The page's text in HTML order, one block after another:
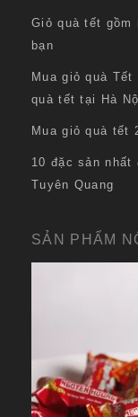
Giỏ quà tết
bạn
Mua giỏ quà
quà tết tại Hà
Mua giỏ quà tết
10 đặc sản nhất
Tuyên Quang
SẢN PHẨM